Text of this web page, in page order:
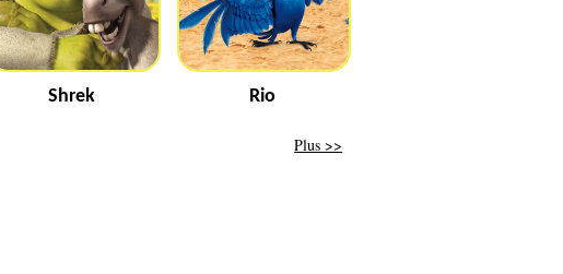
Shrek Rio
Plus >>